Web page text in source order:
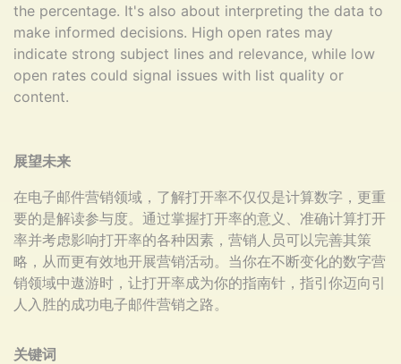
the percentage. It's also about interpreting the data to
make informed decisions. High open rates may
indicate strong subject lines and relevance, while low
open rates could signal issues with list quality or
content.
展望未来
在电子邮件营销领域，了解打开率不仅仅是计算数字，更重
要的是解读参与度。通过掌握打开率的意义、准确计算打开
率并考虑影响打开率的各种因素，营销人员可以完善其策
略，从而更有效地开展营销活动。当你在不断变化的数字营
销领域中遨游时，让打开率成为你的指南针，指引你迈向引
人入胜的成功电子邮件营销之路。
关键词